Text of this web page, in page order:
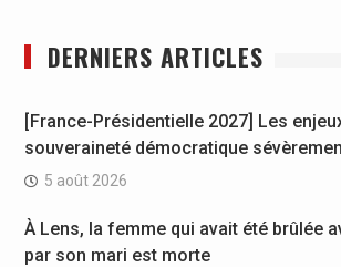
DERNIERS ARTICLES
[France-Présidentielle 2027] Les
souveraineté démocratique
5 août 2026
À Lens, la femme qui avait été brûlée
par son mari est morte